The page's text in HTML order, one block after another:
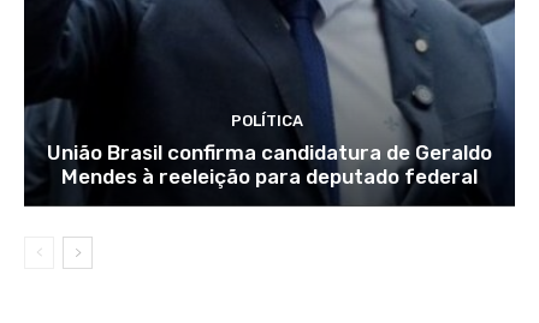
POLÍTICA
União Brasil confirma candidatura de Geraldo
Mendes à reeleição para deputado federal